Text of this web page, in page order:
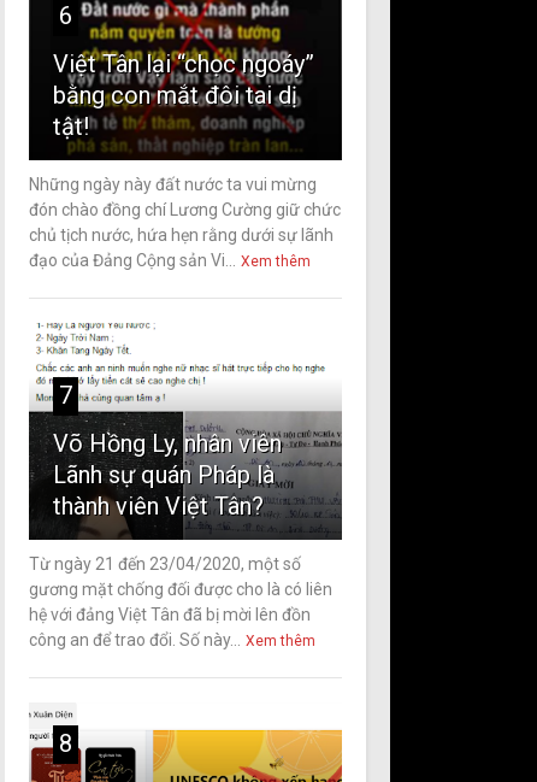
6
Việt Tân lại “chọc ngoáy”
bằng con mắt đôi tai dị
tật!
Những ngày này đất nước ta vui mừng
đón chào đồng chí Lương Cường giữ chức
chủ tịch nước, hứa hẹn rằng dưới sự lãnh
đạo của Đảng Cộng sản Vi...
Xem thêm
7
Võ Hồng Ly, nhân viên
Lãnh sự quán Pháp là
thành viên Việt Tân?
Từ ngày 21 đến 23/04/2020, một số
gương mặt chống đối được cho là có liên
hệ với đảng Việt Tân đã bị mời lên đồn
công an để trao đổi. Số này...
Xem thêm
8